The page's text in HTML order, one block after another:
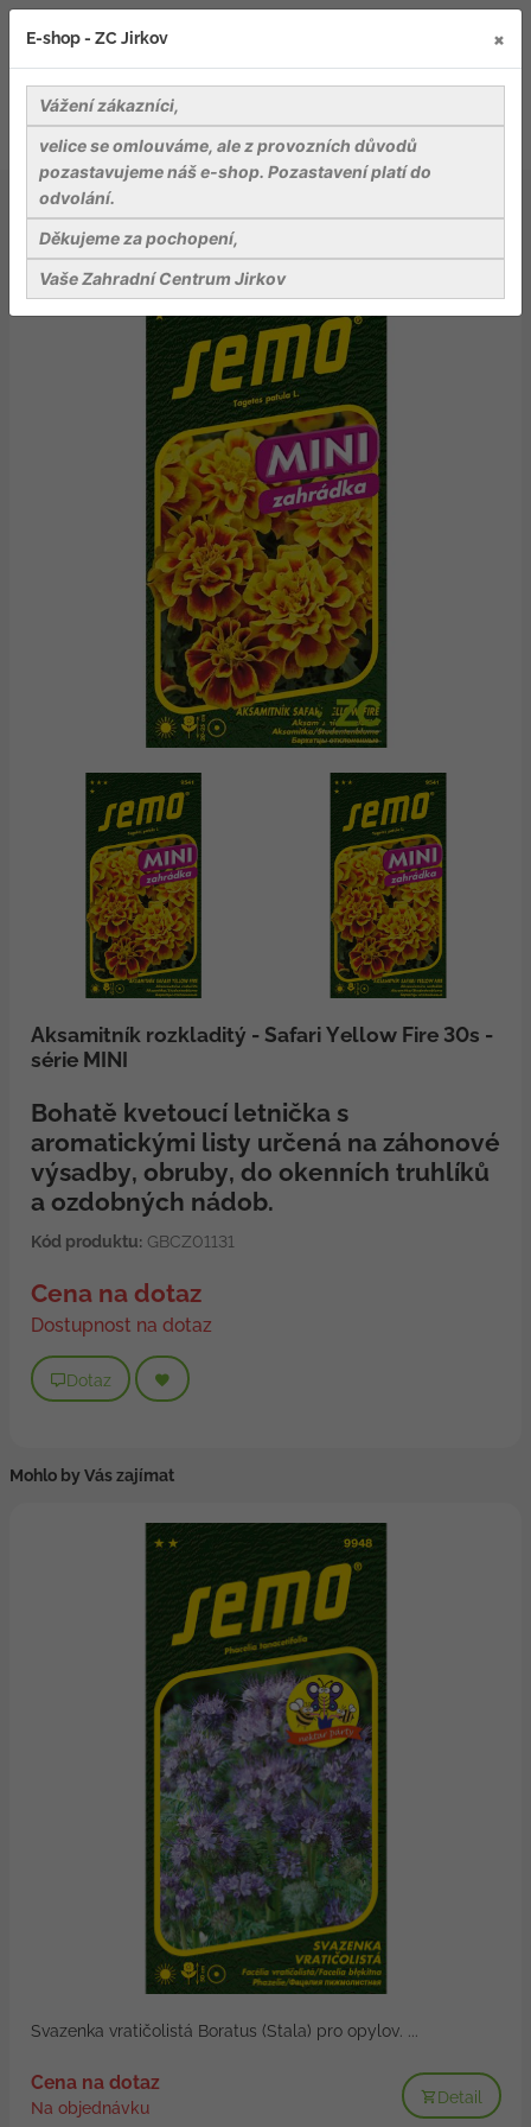
Osiva
Aksamitník rozkladitý - Safari Yellow Fire 30s - série MINI
Aksamitník rozkladitý - Safari Yellow Fire 30s -
série MINI
Bohatě kvetoucí letnička s
aromatickými listy určená na záhonové
výsadby, obruby, do okenních truhlíků
a ozdobných nádob.
Kód produktu:GBCZ01131
Cena na dotaz
Dostupnost na dotaz
Dotaz
Mohlo by Vás zajímat
Svazenka vratičolistá Boratus (Stala) pro opylov. ...
Cena na dotaz
Na objednávku
Detail
E-shop - ZC Jirkov ×
Vážení zákazníci,
velice se omlouváme, ale z provozních důvodů
pozastavujeme náš e-shop. Pozastavení platí do
odvolání.
Děkujeme za pochopení,
Vaše Zahradní Centrum Jirkov